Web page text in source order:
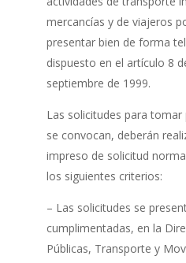
mercancías y de viajeros
presentar bien de forma
dispuesto en el artículo 8
septiembre de 1999.
Las solicitudes para
se convocan, deberán
impreso de solicitud
los siguientes criterios:
– Las solicitudes se
cumplimentadas, en la
Públicas, Transporte y